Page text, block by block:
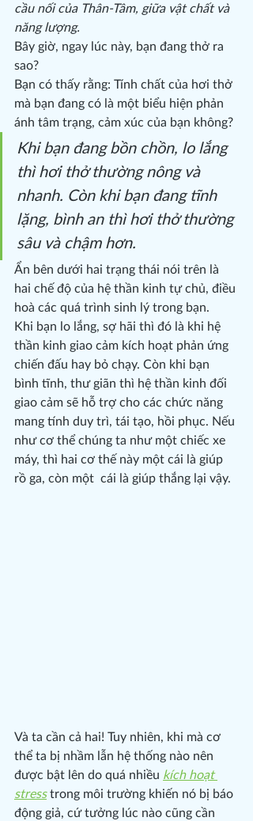
cầu nối của Thân-Tâm, giữa vật chất và
năng lượng.
Bây giờ, ngay lúc này, bạn đang thở ra
sao?
Bạn có thấy rằng: Tính chất của hơi thở
mà bạn đang có là một biểu hiện phản
ánh tâm trạng, cảm xúc của bạn không?
Khi bạn đang bồn chồn, lo lắng
thì hơi thở thường nông và
nhanh. Còn khi bạn đang tĩnh
lặng, bình an thì hơi thở thường
sâu và chậm hơn.
Ẩn bên dưới hai trạng thái nói trên là
hai chế độ của hệ thần kinh tự chủ, điều
hoà các quá trình sinh lý trong bạn.
Khi bạn lo lắng, sợ hãi thì đó là khi hệ
thần kinh giao cảm kích hoạt phản ứng
chiến đấu hay bỏ chạy. Còn khi bạn
bình tĩnh, thư giãn thì hệ thần kinh đối
giao cảm sẽ hỗ trợ cho các chức năng
mang tính duy trì, tái tạo, hồi phục. Nếu
như cơ thể chúng ta như một chiếc xe
máy, thì hai cơ thế này một cái là giúp
rồ ga, còn một  cái là giúp thắng lại vậy.
Và ta cần cả hai! Tuy nhiên, khi mà cơ
thể ta bị nhầm lẫn hệ thống nào nên
được bật lên do quá nhiều kích hoạt
stress trong môi trường khiến nó bị báo
động giả, cứ tưởng lúc nào cũng cần